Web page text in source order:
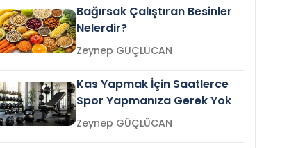
Bağırsak Çalıştıran Besinler
Nelerdir?
Zeynep GÜÇLÜCAN
Kas Yapmak İçin Saatlerce
Spor Yapmanıza Gerek Yok
Zeynep GÜÇLÜCAN